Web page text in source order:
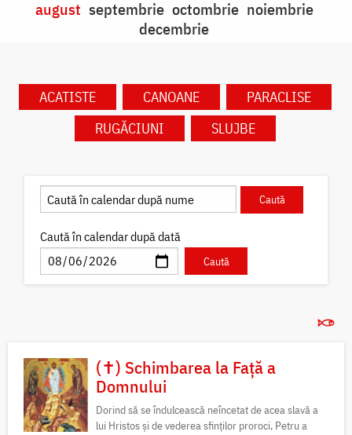
august septembrie octombrie noiembrie
decembrie
ACATISTE CANOANE
PARACLISE
RUGĂCIUNI
SLUJBE
Caută în calendar după dată
(✝) Schimbarea la Față a
Domnului
Dorind să se îndulcească neîncetat de acea slavă a
lui Hristos și de vederea sfinților proroci, Petru a